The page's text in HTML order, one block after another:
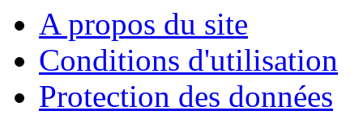
A propos du site
Conditions d'utilisation
Protection des données